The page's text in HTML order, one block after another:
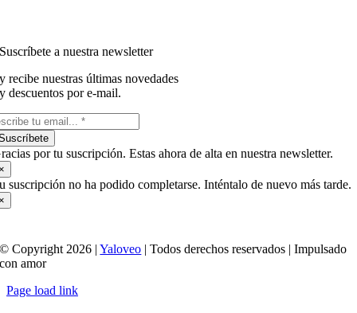
Suscríbete a nuestra newsletter
y recibe nuestras últimas novedades
y descuentos por e-mail.
por tu suscripción. Estas ahora de alta en nuestra newsletter.
suscripción no ha podido completarse. Inténtalo de nuevo más tarde.
© Copyright 2026 |Yaloveo | Todos derechos reservados | Impulsado
con amor
Page load link